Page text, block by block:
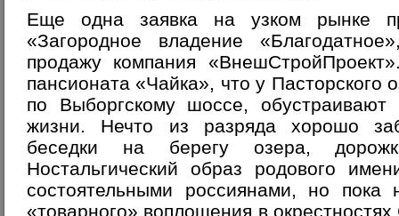
Еще одна заявка на узком рынке
«Загородное владение
продажу компания
пансионата «Чайка», что у Пасторского
по Выборгскому шоссе,
жизни. Нечто из разряда хорошо
беседки на берегу озера,
Ностальгический образ родового
состоятельными россиянами, но пока
«товарного» воплощения в